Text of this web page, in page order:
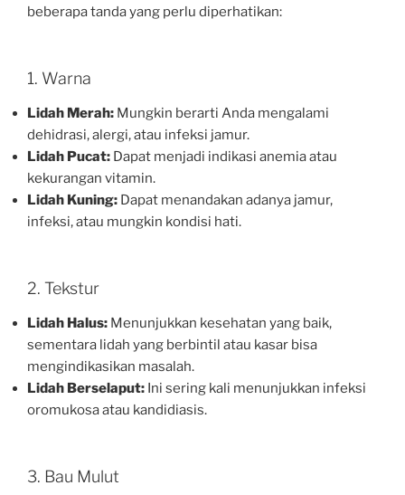
beberapa tanda yang perlu diperhatikan:
1. Warna
Lidah Merah: Mungkin berarti Anda mengalami
dehidrasi, alergi, atau infeksi jamur.
Lidah Pucat: Dapat menjadi indikasi anemia atau
kekurangan vitamin.
Lidah Kuning: Dapat menandakan adanya jamur,
infeksi, atau mungkin kondisi hati.
2. Tekstur
Lidah Halus: Menunjukkan kesehatan yang baik,
sementara lidah yang berbintil atau kasar bisa
mengindikasikan masalah.
Lidah Berselaput: Ini sering kali menunjukkan infeksi
oromukosa atau kandidiasis.
3. Bau Mulut